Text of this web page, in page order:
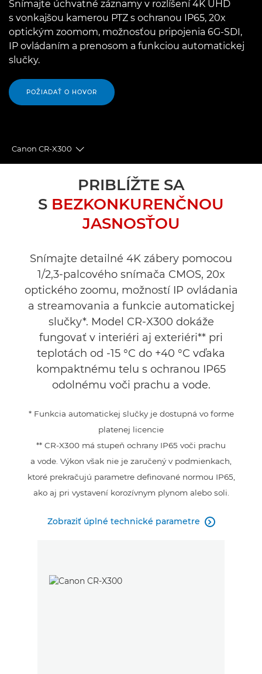
Snímajte úchvatné záznamy v rozlíšení 4K UHD
s vonkajšou kamerou PTZ s ochranou IP65, 20x
optickým zoomom, možnosťou pripojenia 6G-SDI,
IP ovládaním a prenosom a funkciou automatickej
slučky.
POŽIADAŤ O HOVOR
Canon CR-X300
Toggle breadcrumbs
Technické parametre
PRIBLÍŽTE SA
S BEZKONKURENČNOU
JASNOSŤOU
Snímajte detailné 4K zábery pomocou
1/2,3-palcového snímača CMOS, 20x
optického zoomu, možností IP ovládania
a streamovania a funkcie automatickej
slučky*. Model CR-X300 dokáže
fungovať v interiéri aj exteriéri** pri
teplotách od -15 °C do +40 °C vďaka
kompaktnému telu s ochranou IP65
odolnému voči prachu a vode.
* Funkcia automatickej slučky je dostupná vo forme
platenej licencie
** CR-X300 má stupeň ochrany IP65 voči prachu
a vode. Výkon však nie je zaručený v podmienkach,
ktoré prekračujú parametre definované normou IP65,
ako aj pri vystavení korozívnym plynom alebo soli.
Zobraziť úplné technické parametre 